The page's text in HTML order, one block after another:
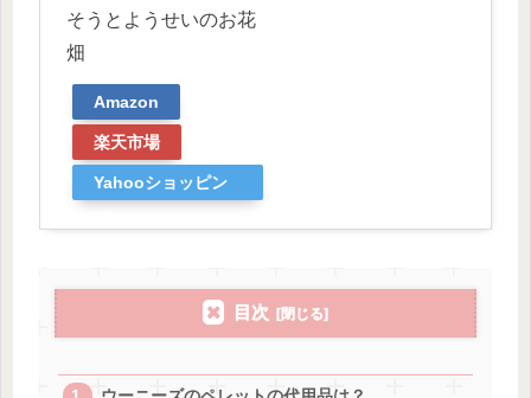
そうとようせいのお花
畑
Amazon
楽天市場
Yahooショッピン
目次